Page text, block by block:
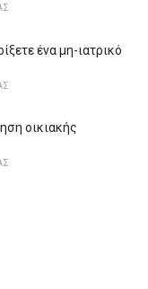
ένα μη-ιατρικό
οικιακής